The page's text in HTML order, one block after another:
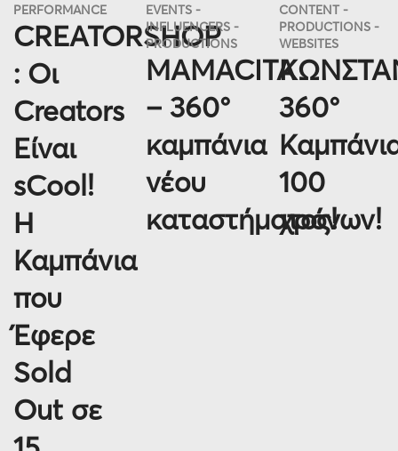
PERFORMANCE
CREATORSHOP
: Οι
Creators
Είναι
sCool!
Η
Καμπάνια
που
Έφερε
Sold
Out σε
EVENTS
INFLUENCERS
PRODUCTIONS
MAMACITA
– 360°
καμπάνια
νέου
καταστήματος!
CONTENT
PRODUCTIONS
WEBSITES
360°
100
χρόνων!